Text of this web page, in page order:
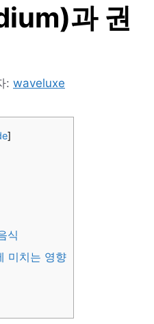
과 권
: waveluxe
]
식
미치는 영향